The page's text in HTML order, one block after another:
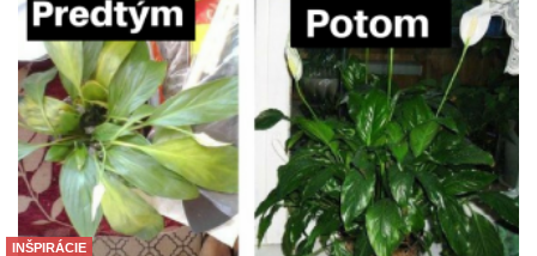
INŠPIRÁCIE